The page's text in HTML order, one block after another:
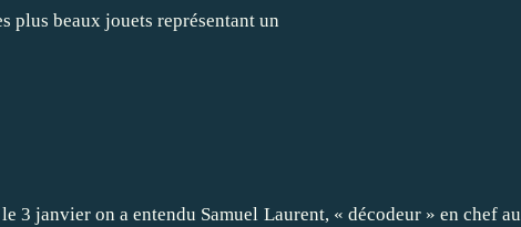
plus beaux jouets représentant un
3 janvier on a entendu Samuel Laurent, « décodeur » en chef au